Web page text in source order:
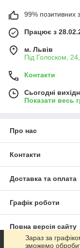
99% позитивних з
Працює з
м. Львів
Під Голоском,
Контакти
Сьогодні
Показати весь
Про нас
Контакти
Доставка та оплата
Графік роботи
Повна версія сайту
Зараз за
зможемо